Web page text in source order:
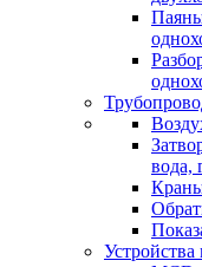
вода,
Устройства